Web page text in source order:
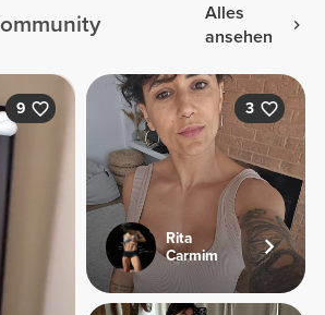
Alles
ansehen
9 3
Rita
Carmim